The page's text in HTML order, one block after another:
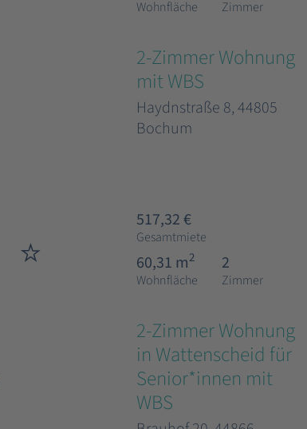
Wohnfläche Zimmer
2-Zimmer Wohnung
mit WBS
Haydnstraße 8, 44805
Bochum
517,32 €
Gesamtmiete
60,31 m2
Wohnfläche
2
Zimmer
2-Zimmer Wohnung
in Wattenscheid für
Senior*innen mit
WBS